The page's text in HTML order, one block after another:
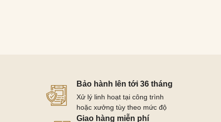
Bảo hành lên tới 36 tháng
Xử lý linh hoạt tại công trình
hoặc xưởng tùy theo mức độ
Giao hàng miễn phí